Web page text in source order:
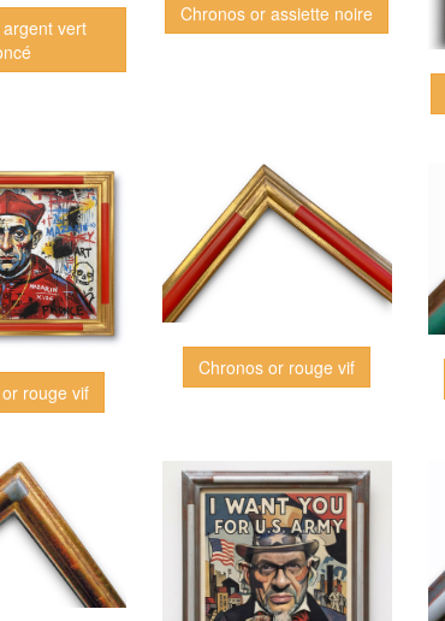
vert
Chronos or assiette noire
rouge vif
Chronos or rouge vif